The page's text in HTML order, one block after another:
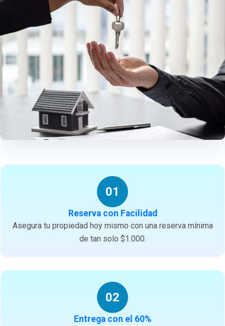
01
Reserva con Facilidad
Asegura tu propiedad hoy mismo con una reserva mínima
de tan solo $1.000.
02
Entrega con el 60%